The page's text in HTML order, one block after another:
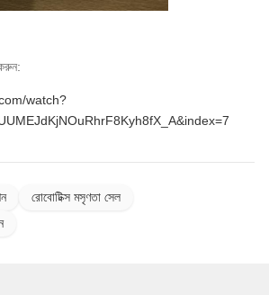
watch?
রোবোটিক্স মসৃণতা সেল